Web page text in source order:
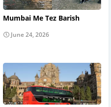
Mumbai Me Tez Barish
June 24, 2026